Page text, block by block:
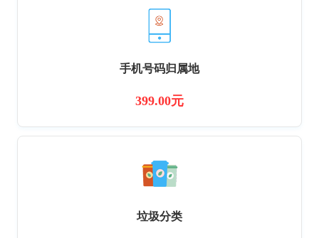
手机号码归属地
399.00元
垃圾分类